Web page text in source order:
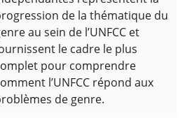
de la thématique du
au sein de l’UNFCC et
le cadre le plus
pour comprendre
l’UNFCC répond aux
de genre.